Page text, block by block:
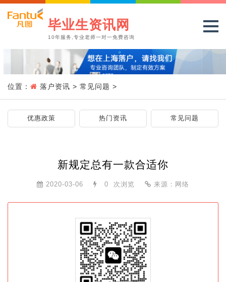
毕业生资讯网
10年服务,专业老师一对一免费咨询
位置： 落户资讯 > 常见问题 >
优惠政策 热门资讯 常见问题
新规定总有一款合适你
2020-03-06 0 次浏览 来源：网络